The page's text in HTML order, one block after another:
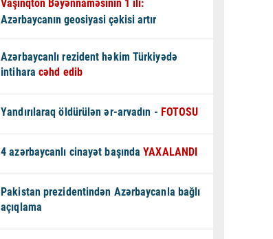
Vaşinqton Bəyənnaməsinin 1 ili:
Azərbaycanın geosiyasi çəkisi artır
Azərbaycanlı rezident həkim Türkiyədə
intihara cəhd edib
Yandırılaraq öldürülən ər-arvadın - FOTOSU
4 azərbaycanlı cinayət başındaYAXALANDI
Pakistan prezidentindən Azərbaycanla bağlı
açıqlama